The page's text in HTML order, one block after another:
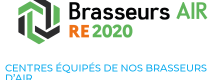
CENTRES ÉQUIPÉS DE NOS BRASSEURS